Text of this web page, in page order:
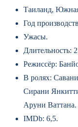
Таиланд,
Год
Ужасы.
Длительность:
Режиссёр:
В ролях:
Сирани
Аруни Ваттана.
IMDb: 6,5.